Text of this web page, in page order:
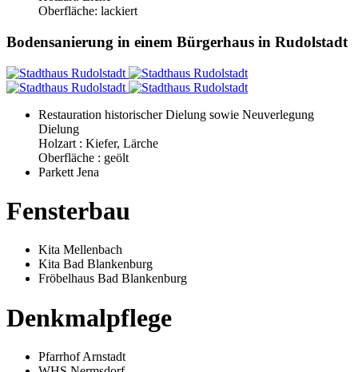
Oberfläche: lackiert
Bodensanierung in einem Bürgerhaus in Rudolstadt
Restauration historischer Dielung sowie Neuverlegung
Dielung
Holzart : Kiefer, Lärche
Oberfläche : geölt
Parkett Jena
Fensterbau
Kita Mellenbach
Kita Bad Blankenburg
Fröbelhaus Bad Blankenburg
Denkmalpflege
Pfarrhof Arnstadt